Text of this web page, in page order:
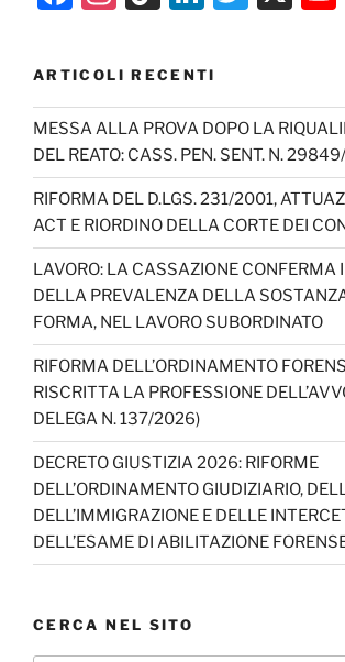
c
e
b
o
o
k
a
gr
a
m
T
o
k
k
e
dI
n
er
ARTICOLI RECENTI
MESSA ALLA PROVA DOPO LA
DEL REATO: CASS. PEN. SENT. N.
RIFORMA DEL D.LGS. 231/2001,
ACT E RIORDINO DELLA CORTE DEI
LAVORO: LA CASSAZIONE CONFERMA
DELLA PREVALENZA DELLA
FORMA, NEL LAVORO SUBORDINATO
RIFORMA DELL’ORDINAMENTO
RISCRITTA LA PROFESSIONE
DELEGA N. 137/2026)
DECRETO GIUSTIZIA 2026: RIFORME
DELL’ORDINAMENTO GIUDIZIARIO,
DELL’IMMIGRAZIONE E DELLE
DELL’ESAME DI ABILITAZIONE
CERCA NEL SITO